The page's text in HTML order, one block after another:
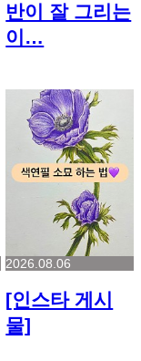
반이 잘 그리는
이…
2026.08.06
[인스타 게시
물]